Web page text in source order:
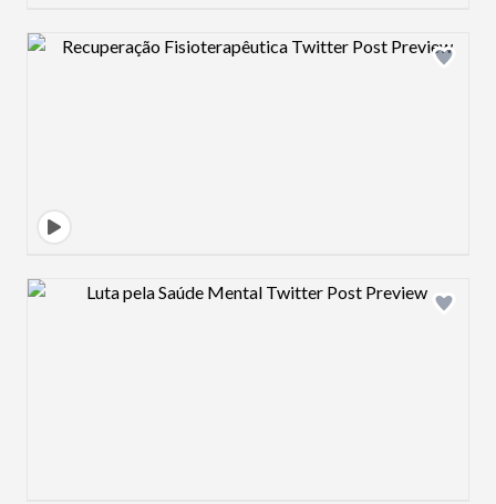
Design preview image
Design preview image